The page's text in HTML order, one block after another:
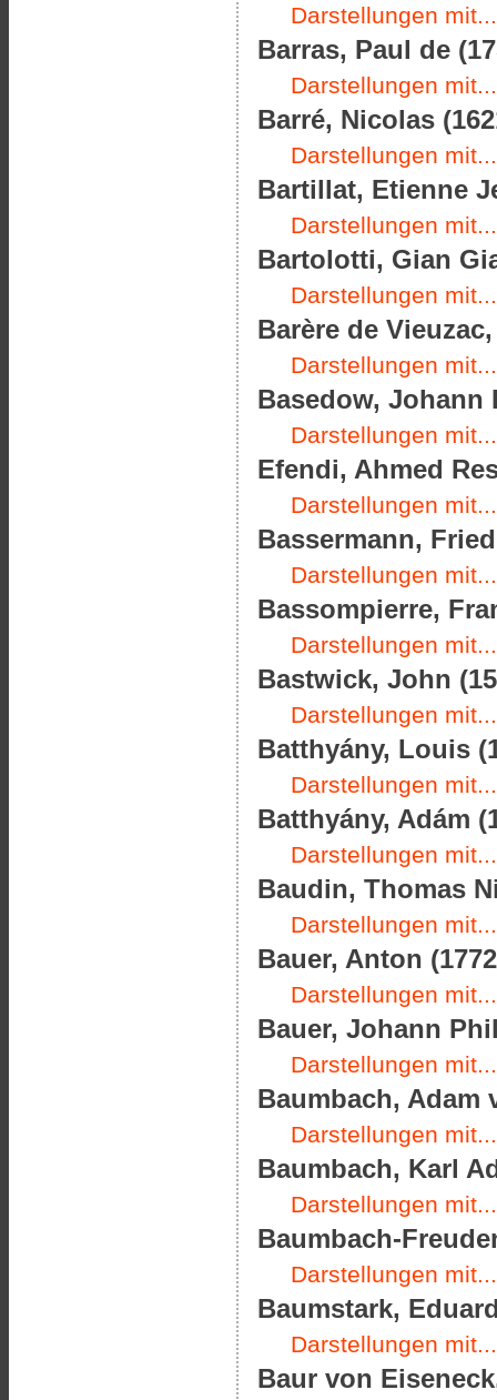
Darstellungen mit...
Barras, Paul de
Darstellungen mit...
Barré, Nicolas
Darstellungen mit...
Bartillat, Etienne
Darstellungen mit...
Bartolotti, Gian
Darstellungen mit...
Barère de
Darstellungen mit...
Basedow, Johann
Darstellungen mit...
Efendi, Ahmed
Darstellungen mit...
Bassermann,
Darstellungen mit...
Bassompierre,
Darstellungen mit...
Bastwick, John
Darstellungen mit...
Batthyány, Louis
Darstellungen mit...
Batthyány, Adám
Darstellungen mit...
Baudin, Thomas
Darstellungen mit...
Bauer, Anton
Darstellungen mit...
Bauer, Johann
Darstellungen mit...
Baumbach, Adam
Darstellungen mit...
Baumbach, Karl
Darstellungen mit...
Baumbach-
Darstellungen mit...
Baumstark,
Darstellungen mit...
Baur von